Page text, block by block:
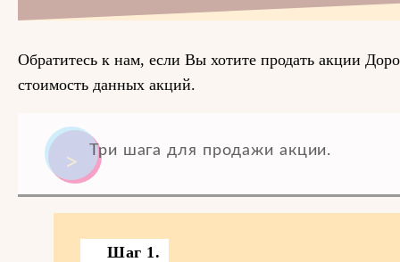
Обратитесь к нам, если Вы хотите продать акции
стоимость данных акций.
Три шага для продажи акции.
Шаг 1.